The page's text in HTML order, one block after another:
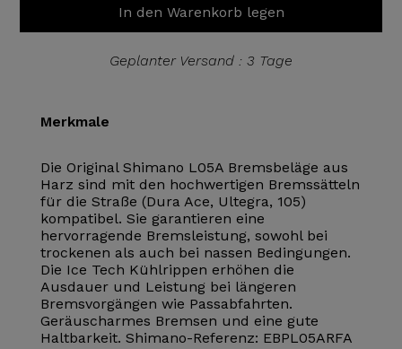
In den Warenkorb legen
Geplanter Versand : 3 Tage
Merkmale
Die Original Shimano L05A Bremsbeläge aus
Harz sind mit den hochwertigen Bremssätteln
für die Straße (Dura Ace, Ultegra, 105)
kompatibel. Sie garantieren eine
hervorragende Bremsleistung, sowohl bei
trockenen als auch bei nassen Bedingungen.
Die Ice Tech Kühlrippen erhöhen die
Ausdauer und Leistung bei längeren
Bremsvorgängen wie Passabfahrten.
Geräuscharmes Bremsen und eine gute
Haltbarkeit. Shimano-Referenz: EBPL05ARFA